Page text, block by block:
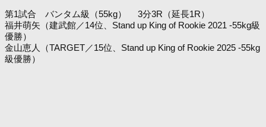
第1試合 バンタム級（55kg） 3分3R（延長1R）
福井萌矢（建武館／14位、Stand up King of Rookie 2021 -55kg級
優勝）
金山恵人（TARGET／15位、Stand up King of Rookie 2025 -55kg
級優勝）